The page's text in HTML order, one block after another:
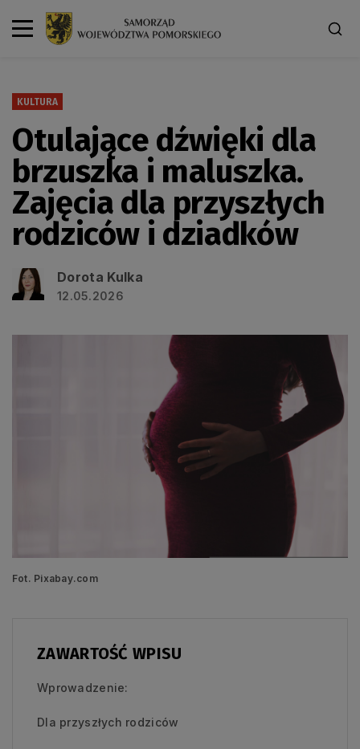
KULTURA
Otulające dźwięki dla
brzuszka i maluszka.
Zajęcia dla przyszłych
rodziców i dziadków
Dorota Kulka
12.05.2026
Fot. Pixabay.com
ZAWARTOŚĆ WPISU
Wprowadzenie:
Dla przyszłych rodziców